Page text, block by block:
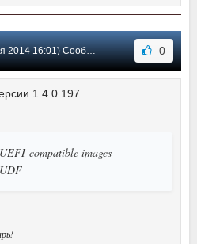
16:01) Сообщение #4 0
1.4.0.197
compatible images